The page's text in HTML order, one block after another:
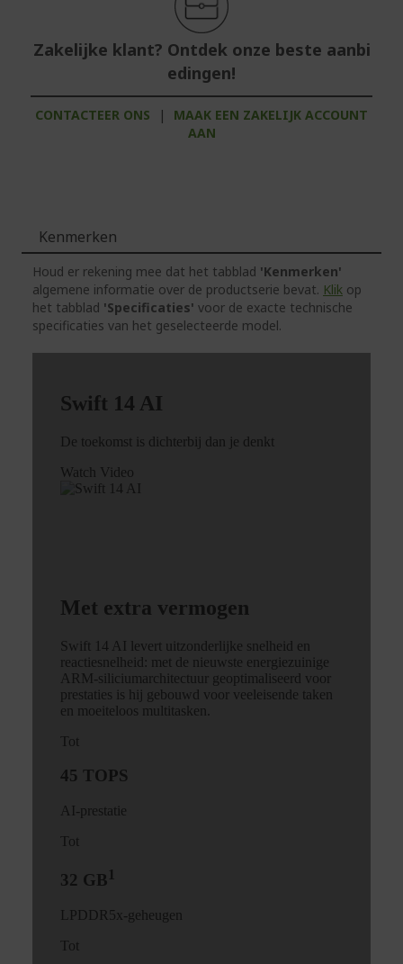
Zakelijke klant? Ontdek onze beste aanbi
edingen!
CONTACTEER ONS |
MAAK EEN ZAKELIJK ACCOUNT
AAN
Kenmerken
Houd er rekening mee dat het tabblad 'Kenmerken'
algemene informatie over de productserie bevat. Klik op
het tabblad 'Specificaties' voor de exacte technische
specificaties van het geselecteerde model.